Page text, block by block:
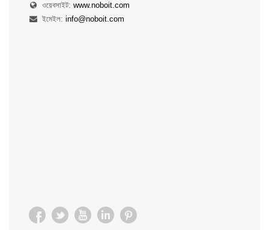
ওয়েবসাইট: www.noboit.com
ইমেইল: info@noboit.com